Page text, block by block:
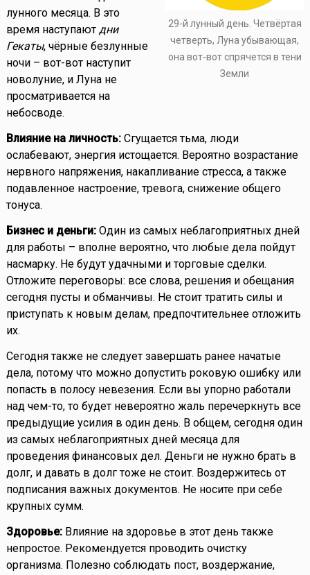
29-й лунный день. Четвёртая
четверть, Луна убывающая,
она вот-вот спрячется в тени
Земли
лунного месяца. В это
время наступают дни
Гекаты, чёрные безлунные
ночи – вот-вот наступит
новолуние, и Луна не
просматривается на
небосводе.
Влияние на личность:Сгущается тьма, люди
ослабевают, энергия истощается. Вероятно возрастание
нервного напряжения, накапливание стресса, а также
подавленное настроение, тревога, снижение общего
тонуса.
Бизнес и деньги:Один из самых неблагоприятных дней
для работы – вполне вероятно, что любые дела пойдут
насмарку. Не будут удачными и торговые сделки.
Отложите переговоры: все слова, решения и обещания
сегодня пусты и обманчивы. Не стоит тратить силы и
приступать к новым делам, предпочтительнее отложить
их.
Сегодня также не следует завершать ранее начатые
дела, потому что можно допустить роковую ошибку или
попасть в полосу невезения. Если вы упорно работали
над чем-то, то будет невероятно жаль перечеркнуть все
предыдущие усилия в один день. В общем, сегодня один
из самых неблагоприятных дней месяца для
проведения финансовых дел. Деньги не нужно брать в
долг, и давать в долг тоже не стоит. Воздержитесь от
подписания важных документов. Не носите при себе
крупных сумм.
Здоровье:Влияние на здоровье в этот день также
непростое. Рекомендуется проводить очистку
организма. Полезно соблюдать пост, воздержание,